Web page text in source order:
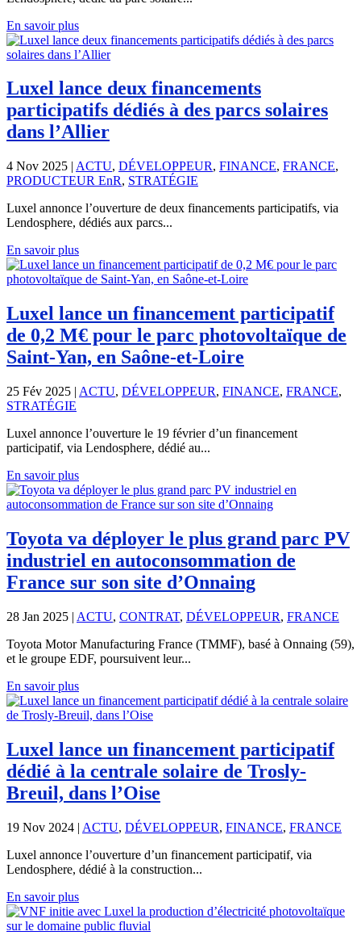
En savoir plus
Luxel lance deux financements
participatifs dédiés à des parcs solaires
dans l’Allier
4 Nov 2025 | ACTU, DÉVELOPPEUR, FINANCE, FRANCE,
PRODUCTEUR EnR, STRATÉGIE
Luxel annonce l’ouverture de deux financements participatifs, via
Lendosphere, dédiés aux parcs...
En savoir plus
Luxel lance un financement participatif
de 0,2 M€ pour le parc photovoltaïque de
Saint-Yan, en Saône-et-Loire
25 Fév 2025 | ACTU, DÉVELOPPEUR, FINANCE, FRANCE,
STRATÉGIE
Luxel annonce l’ouverture le 19 février d’un financement
participatif, via Lendosphere, dédié au...
En savoir plus
Toyota va déployer le plus grand parc PV
industriel en autoconsommation de
France sur son site d’Onnaing
28 Jan 2025 | ACTU, CONTRAT, DÉVELOPPEUR, FRANCE
Toyota Motor Manufacturing France (TMMF), basé à Onnaing (59),
et le groupe EDF, poursuivent leur...
En savoir plus
Luxel lance un financement participatif
dédié à la centrale solaire de Trosly-
Breuil, dans l’Oise
19 Nov 2024 | ACTU, DÉVELOPPEUR, FINANCE, FRANCE
Luxel annonce l’ouverture d’un financement participatif, via
Lendosphere, dédié à la construction...
En savoir plus